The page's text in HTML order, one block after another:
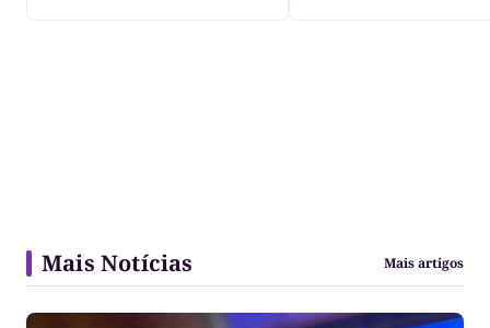
Mais Notícias Mais artigos